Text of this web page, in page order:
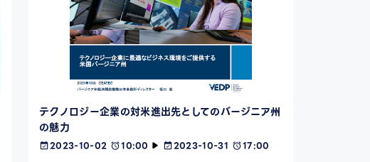
テクノロジー企業の対米進出先としてのバージニア州
の魅力
2023-10-02 10:00 2023-10-31 17:00